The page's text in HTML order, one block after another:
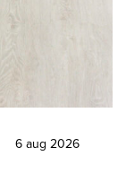
6 aug 2026